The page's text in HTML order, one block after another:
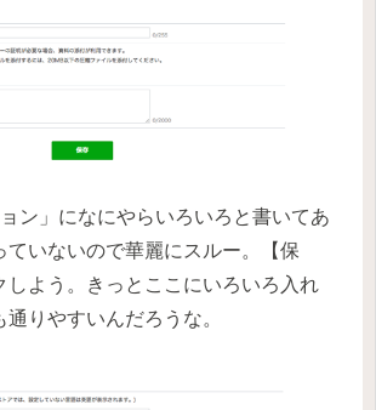
ョン」になにやらいろいろと書いてあ
ていないので華麗にスルー。【保
しよう。きっとここにいろいろ入れ
りやすいんだろうな。